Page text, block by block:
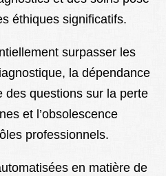
éthiques significatifs.
surpasser les
la dépendance
des questions sur la perte
et l’obsolescence
professionnels.
en matière de